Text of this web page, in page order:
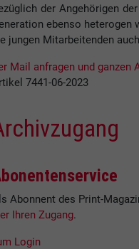
der Angehörigen
ebenso heterogen
jungen Mitarbeitenden
Mail anfragen und ganzen
7441-06-2023
Abonnent des Print-
Ihren Zugang.
Login